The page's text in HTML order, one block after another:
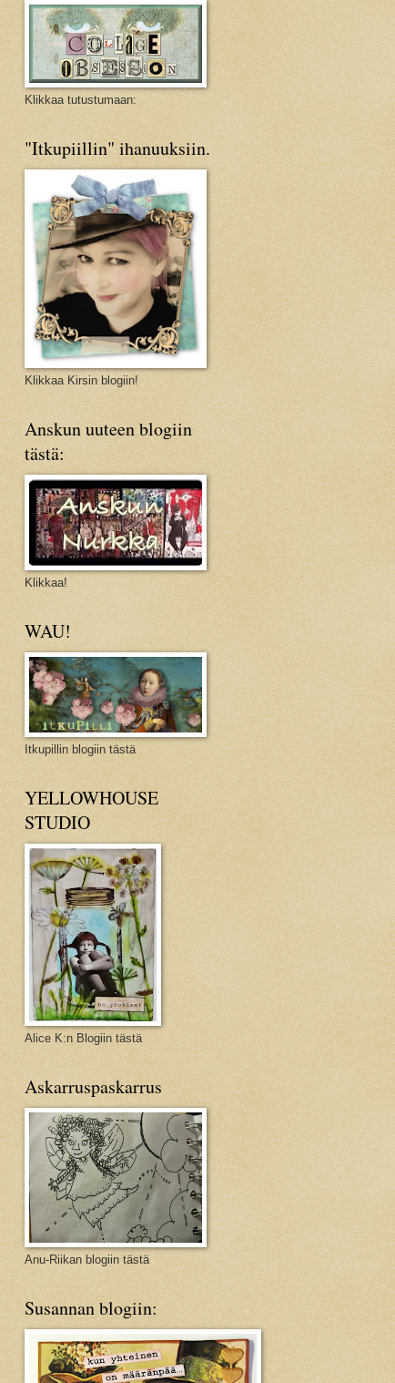
Klikkaa tutustumaan:
"Itkupiillin" ihanuuksiin.
Klikkaa Kirsin blogiin!
Anskun uuteen blogiin
tästä:
Klikkaa!
WAU!
Itkupillin blogiin tästä
YELLOWHOUSE
STUDIO
Alice K:n Blogiin tästä
Askarruspaskarrus
Anu-Riikan blogiin tästä
Susannan blogiin: